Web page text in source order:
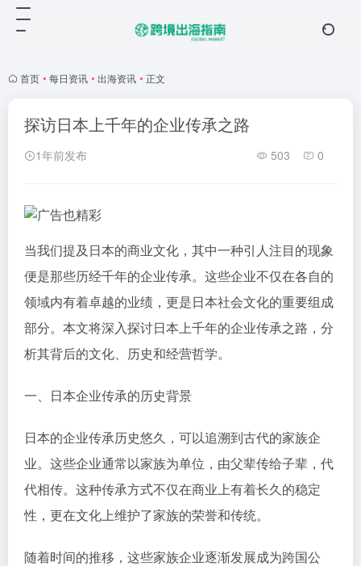
首页 • 每日资讯 • 出海资讯 • 正文
探访日本上千年的企业传承之路
1年前发布 503 0
当我们提及日本的商业文化，其中一种引人注目的现象
便是那些历经千年的企业传承。这些企业不仅在各自的
领域内有着卓越的业绩，更是日本社会文化的重要组成
部分。本文将深入探讨日本上千年的企业传承之路，分
析其背后的文化、历史和经营哲学。
一、日本企业传承的历史背景
日本的企业传承历史悠久，可以追溯到古代的家族企
业。这些企业通常以家族为单位，由父辈传给子辈，代
代相传。这种传承方式不仅在商业上有着长久的稳定
性，更在文化上维护了家族的荣誉和传统。
随着时间的推移，这些家族企业逐渐发展成为跨国公